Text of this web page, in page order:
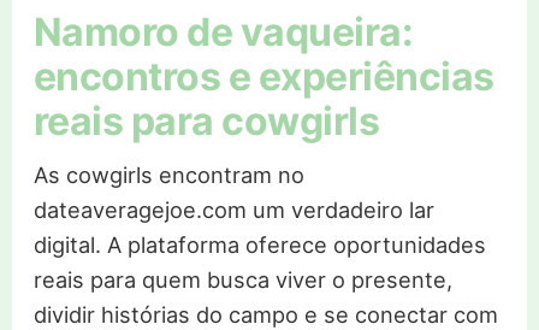
Namoro de vaqueira:
encontros e experiências
reais para cowgirls
As cowgirls encontram no
dateaveragejoe.com um verdadeiro lar
digital. A plataforma oferece oportunidades
reais para quem busca viver o presente,
dividir histórias do campo e se conectar com